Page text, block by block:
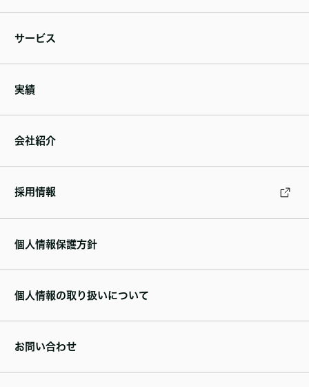
サービス
実績
会社紹介
採用情報
個人情報保護方針
個人情報の取り扱いについて
お問い合わせ